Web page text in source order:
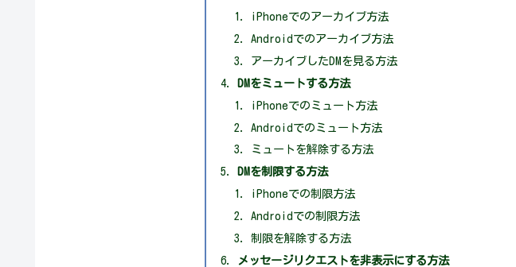
iPhoneでのアーカイブ方法
Androidでのアーカイブ方法
アーカイブしたDMを見る方法
DMをミュートする方法
iPhoneでのミュート方法
Androidでのミュート方法
ミュートを解除する方法
DMを制限する方法
iPhoneでの制限方法
Androidでの制限方法
制限を解除する方法
メッセージリクエストを非表示にする方法